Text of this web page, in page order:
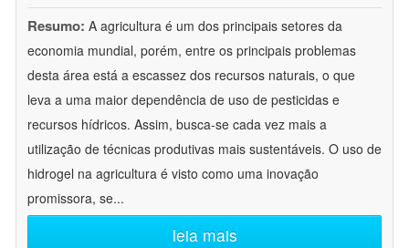
Resumo: A agricultura é um dos principais setores da
economia mundial, porém, entre os principais problemas
desta área está a escassez dos recursos naturais, o que
leva a uma maior dependência de uso de pesticidas e
recursos hídricos. Assim, busca-se cada vez mais a
utilização de técnicas produtivas mais sustentáveis. O uso de
hidrogel na agricultura é visto como uma inovação
promissora, se...
leia mais